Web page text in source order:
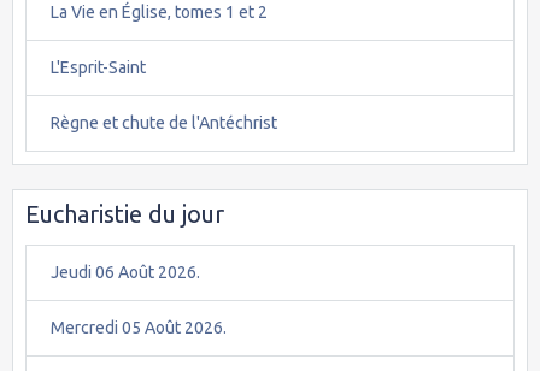
La Vie en Église, tomes 1 et 2
L'Esprit-Saint
Règne et chute de l'Antéchrist
Eucharistie du jour
Jeudi 06 Août 2026.
Mercredi 05 Août 2026.